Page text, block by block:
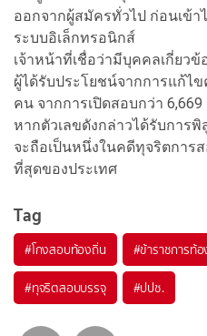
ออกจากผู้สมัครทั่วไป ก่อนเข้
ระบบอิเล็กทรอนิกส์
เจ้าหน้าที่เชื่อว่ามีบุคคลเกี่ยว
ผู้ได้รับประโยชน์จากการแก้ไ
คน จากการเปิดสอบกว่า
หากตัวเลขดังกล่าวได้รับการ
จะถือเป็นหนึ่งในคดีทุจริตการ
ที่สุดของประเทศ
Tag
#โกงสอบท้องถิ่น #ข้าราชการท้
#ทุจริตสอบบรรจุ #ปปช.